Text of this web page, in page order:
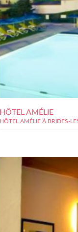
HÔTEL AMÉLIE
HÔTEL AMÉLIE À BRIDES-